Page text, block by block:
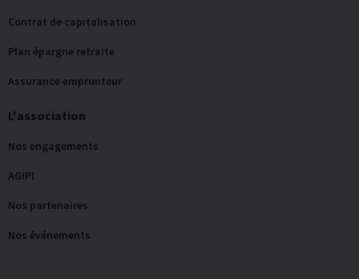
Contrat de capitalisation
Plan épargne retraite
Assurance emprunteur
L'association
Nos engagements
AGIPI
Nos partenaires
Nos événements